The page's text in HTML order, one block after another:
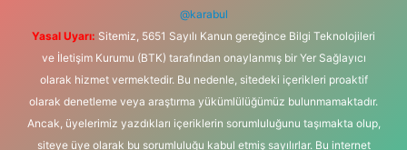
@karabul
Yasal Uyarı: Sitemiz, 5651 Sayılı Kanun gereğince Bilgi Teknolojileri
ve İletişim Kurumu (BTK) tarafından onaylanmış bir Yer Sağlayıcı
olarak hizmet vermektedir. Bu nedenle, sitedeki içerikleri proaktif
olarak denetleme veya araştırma yükümlülüğümüz bulunmamaktadır.
Ancak, üyelerimiz yazdıkları içeriklerin sorumluluğunu taşımakta olup,
siteye üye olarak bu sorumluluğu kabul etmiş sayılırlar. Bu internet